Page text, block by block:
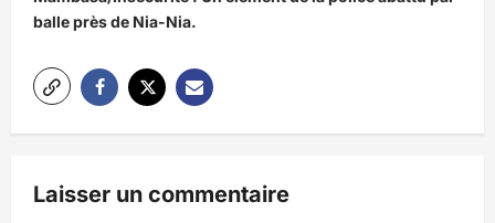
a
t
i
o
d
balle près de Nia-Nia.
Laisser un commentaire